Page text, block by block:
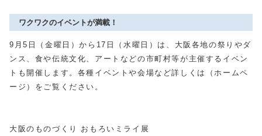
ワクワクのイベントが満載！
9月5日（金曜日）から 17 日（水曜日）は、大阪各地の祭りやダ
ンス、食や伝統文化、アートなどの市町村等が主催するイベン
トも開催します。各種イベントや会場など詳しくは（ホームペ
ージ）をご覧ください。
大阪のものづくり おもろいミライ展